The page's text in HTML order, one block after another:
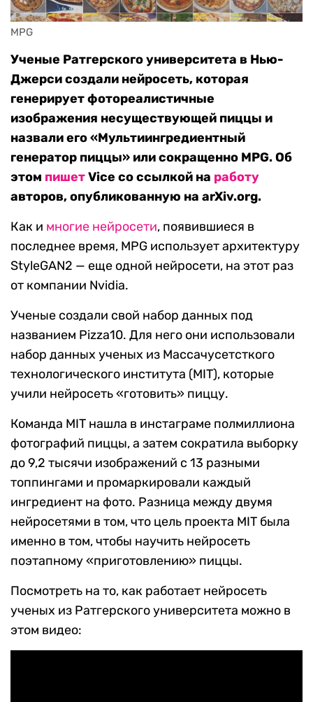
MPG
Ученые Ратгерского университета в Нью-
Джерси создали нейросеть, которая
генерирует фотореалистичные
изображения несуществующей пиццы и
назвали его «Мультиингредиентный
генератор пиццы» или сокращенно MPG. Об
этом пишетVice со ссылкой на работу
авторов, опубликованную на arXiv.org.
Как и многие нейросети, появившиеся в
последнее время, MPG использует архитектуру
StyleGAN2 — еще одной нейросети, на этот раз
от компании Nvidia.
Ученые создали свой набор данных под
названием Pizza10. Для него они использовали
набор данных ученых из Массачусетсткого
технологического института (MIT), которые
учили нейросеть «готовить» пиццу.
Команда MIT нашла в инстаграме полмиллиона
фотографий пиццы, а затем сократила выборку
до 9,2 тысячи изображений с 13 разными
топпингами и промаркировали каждый
ингредиент на фото. Разница между двумя
нейросетями в том, что цель проекта MIT была
именно в том, чтобы научить нейросеть
поэтапному «приготовлению» пиццы.
Посмотреть на то, как работает нейросеть
ученых из Ратгерского университета можно в
этом видео: